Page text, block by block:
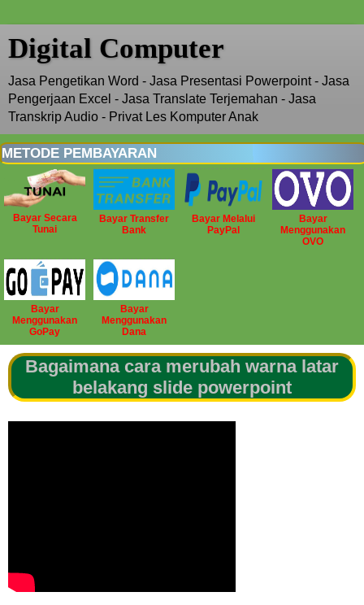
Digital Computer
Jasa Pengetikan Word - Jasa Presentasi Powerpoint - Jasa
Pengerjaan Excel - Jasa Translate Terjemahan - Jasa
Transkrip Audio - Privat Les Komputer Anak
METODE PEMBAYARAN
Bayar Secara
Tunai
Bayar Transfer
Bank
Bayar Melalui
PayPal
Bayar
Menggunakan
OVO
Bayar
Menggunakan
GoPay
Bayar
Menggunakan
Dana
Bagaimana cara merubah warna latar
belakang slide powerpoint